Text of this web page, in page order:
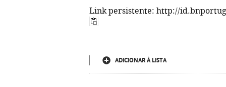
Link persistente: http://
ADICIONAR À LISTA